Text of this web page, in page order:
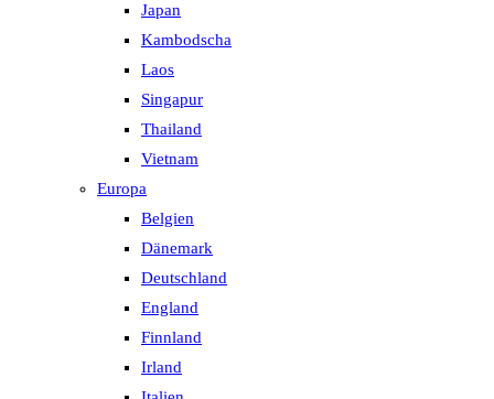
Japan
Kambodscha
Laos
Singapur
Thailand
Vietnam
Europa
Belgien
Dänemark
Deutschland
England
Finnland
Irland